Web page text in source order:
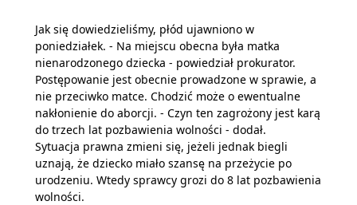
Jak się dowiedzieliśmy, płód ujawniono w
poniedziałek. - Na miejscu obecna była matka
nienarodzonego dziecka - powiedział prokurator.
Postępowanie jest obecnie prowadzone w sprawie, a
nie przeciwko matce. Chodzić może o ewentualne
nakłonienie do aborcji. - Czyn ten zagrożony jest karą
do trzech lat pozbawienia wolności - dodał.
Sytuacja prawna zmieni się, jeżeli jednak biegli
uznają, że dziecko miało szansę na przeżycie po
urodzeniu. Wtedy sprawcy grozi do 8 lat pozbawienia
wolności.